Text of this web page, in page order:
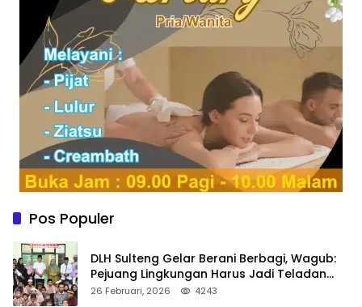
Pos Populer
DLH Sulteng Gelar Berani Berbagi, Wagub:
Pejuang Lingkungan Harus Jadi Teladan
Kepedulian
26 Februari, 2026 4243